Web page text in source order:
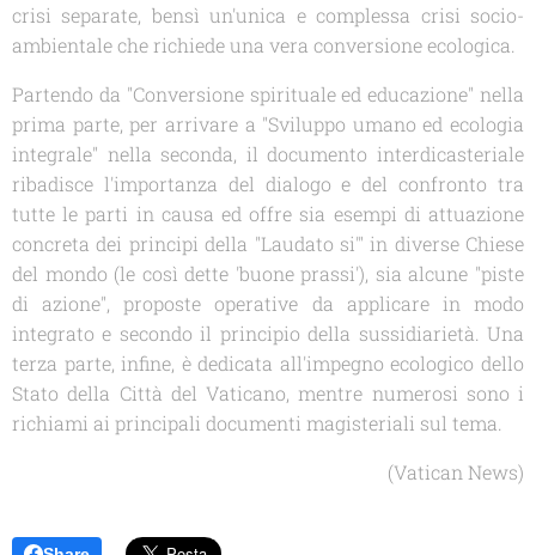
crisi separate, bensì un'unica e complessa crisi socio-
ambientale che richiede una vera conversione ecologica.
Partendo da "Conversione spirituale ed educazione" nella
prima parte, per arrivare a "Sviluppo umano ed ecologia
integrale" nella seconda, il documento interdicasteriale
ribadisce l'importanza del dialogo e del confronto tra
tutte le parti in causa ed offre sia esempi di attuazione
concreta dei principi della "Laudato si'" in diverse Chiese
del mondo (le così dette 'buone prassi'), sia alcune "piste
di azione", proposte operative da applicare in modo
integrato e secondo il principio della sussidiarietà. Una
terza parte, infine, è dedicata all'impegno ecologico dello
Stato della Città del Vaticano, mentre numerosi sono i
richiami ai principali documenti magisteriali sul tema.
(Vatican News)